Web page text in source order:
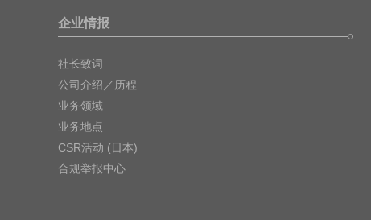
企业情报
社长致词
公司介绍／历程
业务领域
业务地点
CSR活动 (日本)
合规举报中心